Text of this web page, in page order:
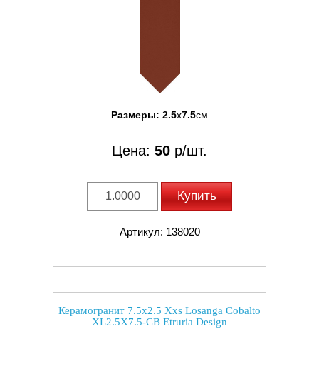
Размеры: 2.5x7.5см
Цена: 50 р/шт.
Купить
Артикул: 138020
Керамогранит 7.5x2.5 Xxs Losanga Cobalto
XL2.5X7.5-CB Etruria Design